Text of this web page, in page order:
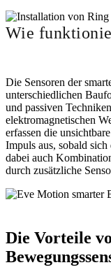
Wie
Die Sensoren der
unterschiedlichen
und passiven
elektromagnetischen
erfassen die
Impuls aus, sobald
dabei auch
durch zusätzliche
Die Vorteile